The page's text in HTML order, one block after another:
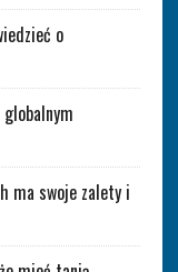
o
globalnym
ma swoje zalety i